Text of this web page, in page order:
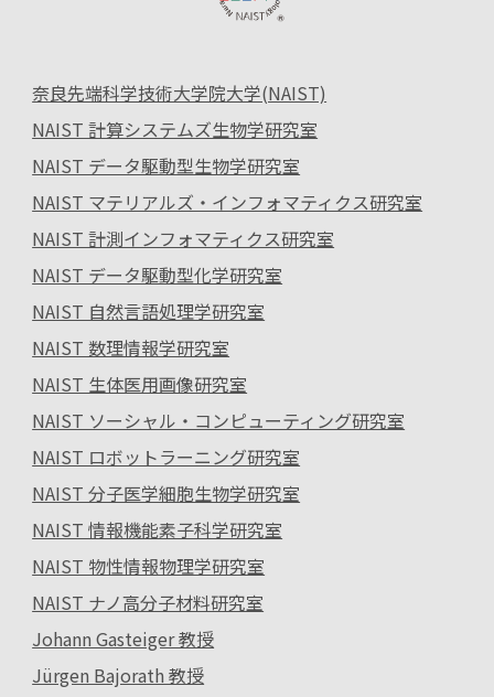
奈良先端科学技術大学院大学(NAIST)
NAIST 計算システムズ生物学研究室
NAIST データ駆動型生物学研究室
NAIST マテリアルズ・インフォマティクス研究室
NAIST 計測インフォマティクス研究室
NAIST データ駆動型化学研究室
NAIST 自然言語処理学研究室
NAIST 数理情報学研究室
NAIST 生体医用画像研究室
NAIST ソーシャル・コンピューティング研究室
NAIST ロボットラーニング研究室
NAIST 分子医学細胞生物学研究室
NAIST 情報機能素子科学研究室
NAIST 物性情報物理学研究室
NAIST ナノ高分子材料研究室
Johann Gasteiger 教授
Jürgen Bajorath 教授